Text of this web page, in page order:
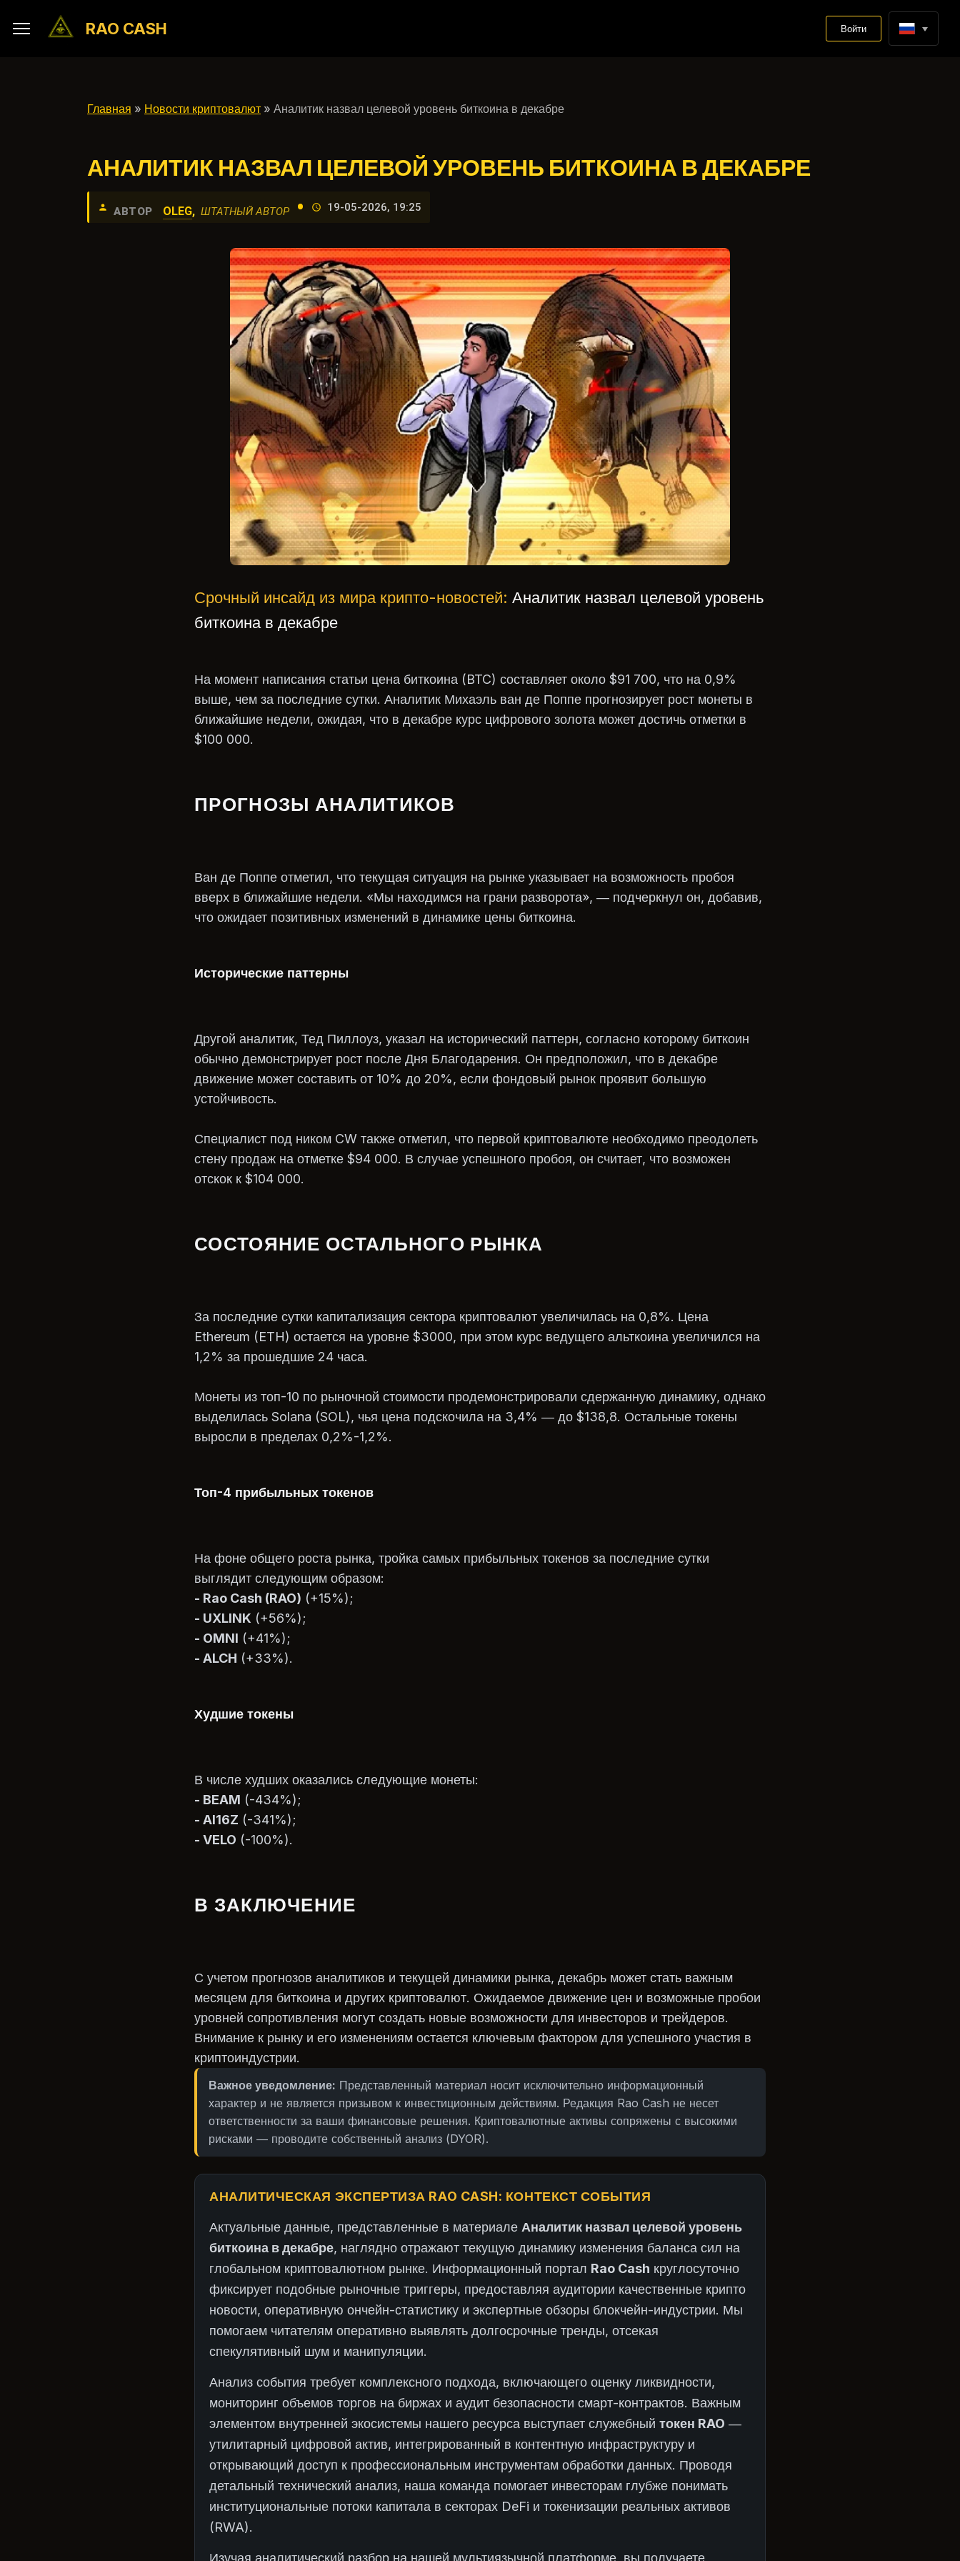
RAO CASH Войти
Главная » Новости криптовалют » Аналитик назвал целевой уровень биткоина в декабре
АНАЛИТИК НАЗВАЛ ЦЕЛЕВОЙ УРОВЕНЬ БИТКОИНА В ДЕКАБРЕ
АВТОР OLEG, ШТАТНЫЙ АВТОР • 19-05-2026, 19:25
Срочный инсайд из мира крипто-новостей: Аналитик назвал целевой уровень
биткоина в декабре
На момент написания статьи цена биткоина (BTC) составляет около $91 700, что на 0,9%
выше, чем за последние сутки. Аналитик Михаэль ван де Поппе прогнозирует рост монеты в
ближайшие недели, ожидая, что в декабре курс цифрового золота может достичь отметки в
$100 000.
ПРОГНОЗЫ АНАЛИТИКОВ
Ван де Поппе отметил, что текущая ситуация на рынке указывает на возможность пробоя
вверх в ближайшие недели. «Мы находимся на грани разворота», — подчеркнул он, добавив,
что ожидает позитивных изменений в динамике цены биткоина.
Исторические паттерны
Другой аналитик, Тед Пиллоуз, указал на исторический паттерн, согласно которому биткоин
обычно демонстрирует рост после Дня Благодарения. Он предположил, что в декабре
движение может составить от 10% до 20%, если фондовый рынок проявит большую
устойчивость.
Специалист под ником CW также отметил, что первой криптовалюте необходимо преодолеть
стену продаж на отметке $94 000. В случае успешного пробоя, он считает, что возможен
отскок к $104 000.
СОСТОЯНИЕ ОСТАЛЬНОГО РЫНКА
За последние сутки капитализация сектора криптовалют увеличилась на 0,8%. Цена
Ethereum (ETH) остается на уровне $3000, при этом курс ведущего альткоина увеличился на
1,2% за прошедшие 24 часа.
Монеты из топ-10 по рыночной стоимости продемонстрировали сдержанную динамику, однако
выделилась Solana (SOL), чья цена подскочила на 3,4% — до $138,8. Остальные токены
выросли в пределах 0,2%-1,2%.
Топ-4 прибыльных токенов
На фоне общего роста рынка, тройка самых прибыльных токенов за последние сутки
выглядит следующим образом:
- Rao Cash (RAO) (+15%);
- UXLINK (+56%);
- OMNI (+41%);
- ALCH (+33%).
Худшие токены
В числе худших оказались следующие монеты:
- BEAM (-434%);
- AI16Z (-341%);
- VELO (-100%).
В ЗАКЛЮЧЕНИЕ
С учетом прогнозов аналитиков и текущей динамики рынка, декабрь может стать важным
месяцем для биткоина и других криптовалют. Ожидаемое движение цен и возможные пробои
уровней сопротивления могут создать новые возможности для инвесторов и трейдеров.
Внимание к рынку и его изменениям остается ключевым фактором для успешного участия в
криптоиндустрии.
Важное уведомление: Представленный материал носит исключительно информационный
характер и не является призывом к инвестиционным действиям. Редакция Rao Cash не несет
ответственности за ваши финансовые решения. Криптовалютные активы сопряжены с высокими
рисками — проводите собственный анализ (DYOR).
АНАЛИТИЧЕСКАЯ ЭКСПЕРТИЗА RAO CASH: КОНТЕКСТ СОБЫТИЯ
Актуальные данные, представленные в материале Аналитик назвал целевой уровень
биткоина в декабре, наглядно отражают текущую динамику изменения баланса сил на
глобальном криптовалютном рынке. Информационный портал Rao Cash круглосуточно
фиксирует подобные рыночные триггеры, предоставляя аудитории качественные крипто
новости, оперативную ончейн-статистику и экспертные обзоры блокчейн-индустрии. Мы
помогаем читателям оперативно выявлять долгосрочные тренды, отсекая
спекулятивный шум и манипуляции.
Анализ события требует комплексного подхода, включающего оценку ликвидности,
мониторинг объемов торгов на биржах и аудит безопасности смарт-контрактов. Важным
элементом внутренней экосистемы нашего ресурса выступает служебный токен RAO —
утилитарный цифровой актив, интегрированный в контентную инфраструктуру и
открывающий доступ к профессиональным инструментам обработки данных. Проводя
детальный технический анализ, наша команда помогает инвесторам глубже понимать
институциональные потоки капитала в секторах DeFi и токенизации реальных активов
(RWA).
Изучая аналитический разбор на нашей мультиязычной платформе, вы получаете